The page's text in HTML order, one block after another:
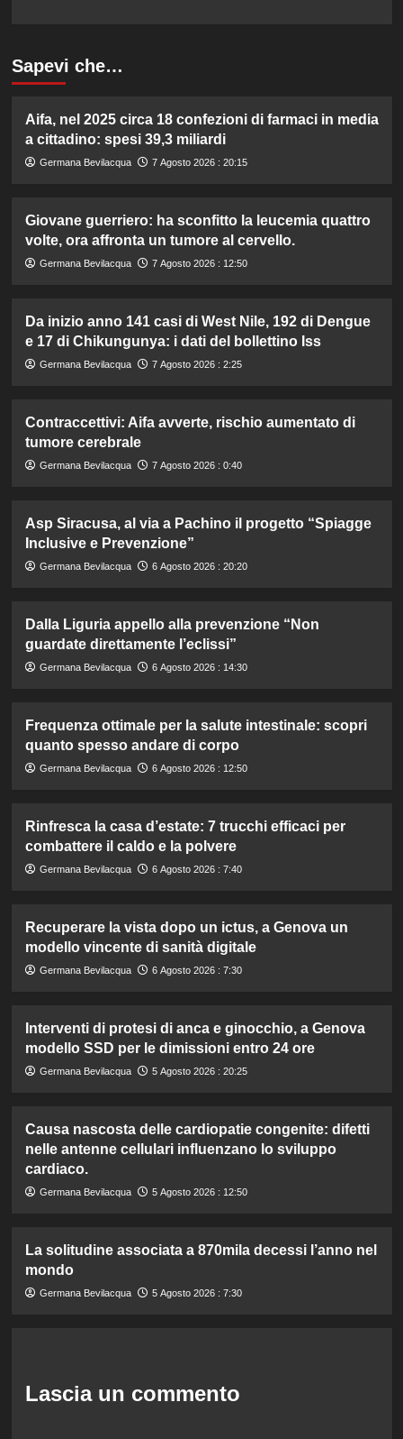
Sapevi che…
Aifa, nel 2025 circa 18 confezioni di farmaci in media
a cittadino: spesi 39,3 miliardi
Germana Bevilacqua 7 Agosto 2026 : 20:15
Giovane guerriero: ha sconfitto la leucemia quattro
volte, ora affronta un tumore al cervello.
Germana Bevilacqua 7 Agosto 2026 : 12:50
Da inizio anno 141 casi di West Nile, 192 di Dengue
e 17 di Chikungunya: i dati del bollettino Iss
Germana Bevilacqua 7 Agosto 2026 : 2:25
Contraccettivi: Aifa avverte, rischio aumentato di
tumore cerebrale
Germana Bevilacqua 7 Agosto 2026 : 0:40
Asp Siracusa, al via a Pachino il progetto “Spiagge
Inclusive e Prevenzione”
Germana Bevilacqua 6 Agosto 2026 : 20:20
Dalla Liguria appello alla prevenzione “Non
guardate direttamente l’eclissi”
Germana Bevilacqua 6 Agosto 2026 : 14:30
Frequenza ottimale per la salute intestinale: scopri
quanto spesso andare di corpo
Germana Bevilacqua 6 Agosto 2026 : 12:50
Rinfresca la casa d’estate: 7 trucchi efficaci per
combattere il caldo e la polvere
Germana Bevilacqua 6 Agosto 2026 : 7:40
Recuperare la vista dopo un ictus, a Genova un
modello vincente di sanità digitale
Germana Bevilacqua 6 Agosto 2026 : 7:30
Interventi di protesi di anca e ginocchio, a Genova
modello SSD per le dimissioni entro 24 ore
Germana Bevilacqua 5 Agosto 2026 : 20:25
Causa nascosta delle cardiopatie congenite: difetti
nelle antenne cellulari influenzano lo sviluppo
cardiaco.
Germana Bevilacqua 5 Agosto 2026 : 12:50
La solitudine associata a 870mila decessi l’anno nel
mondo
Germana Bevilacqua 5 Agosto 2026 : 7:30
Lascia un commento